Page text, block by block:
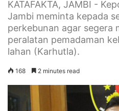
KATAFAKTA, JAMBI -
Jambi meminta kepada
perkebunan agar segera
peralatan pemadaman
lahan (Karhutla).
168 2 minutes read